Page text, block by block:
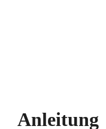
Anleitung